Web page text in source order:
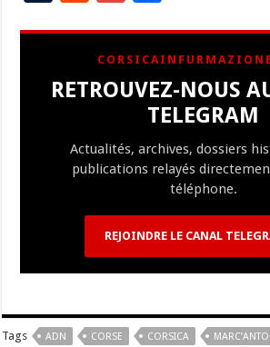
e
b
o
o
es
ky gr
a
m
p
c
h
at
l
bl
r
d
di
t
ai
l
ta
g
er
RETROUVEZ-NOUS
TELEGRAM
Actualités, archives, dossiers
publications relayés
téléphone.
REJOINDRE LE CANAL
Tags ADN CORSE CORSICA